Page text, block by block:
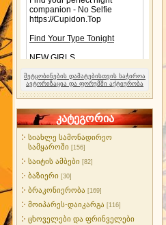
შეტყობინების დამატებისთვის საჭიროა
ავტორიზაცია და ფორუმში აქტიურობა
კატეგორია
სიახლე სამონადირეო
სამყაროში [156]
საიტის ამბები [82]
ბაზიერი [30]
ბრაკონიერობა [169]
მოიპარეს-დაიკარგა [116]
ცხოველები და ფრინველები